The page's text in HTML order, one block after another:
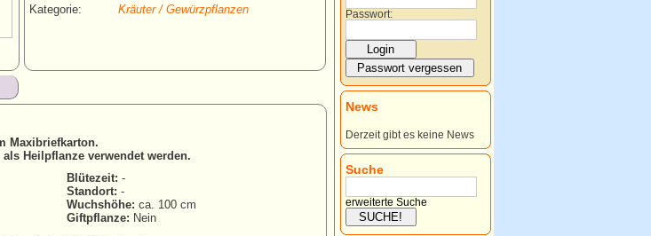
Kategorie:
Kräuter / Gewürzpflanzen
Maxibriefkarton.
Heilpflanze verwendet werden.
Blütezeit: -
Standort: -
Wuchshöhe: ca. 100 cm
Giftpflanze: Nein
Passwort:
News
Derzeit gibt es keine News
Suche
erweiterte Suche